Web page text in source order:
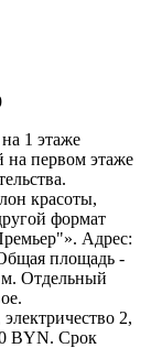
1 этаже
первом этаже
красоты,
формат
Адрес:
площадь -
м. Отдельный
2,
BYN. Срок